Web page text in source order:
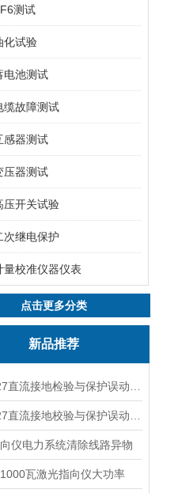
测试
化试验
电池测试
缆故障测试
感器测试
压器测试
压开关试验
次继电保护
量校准仪器仪表
点击更多分类
新品推荐
仪电力系统清除线路异物
瓦激光指向仪大功率